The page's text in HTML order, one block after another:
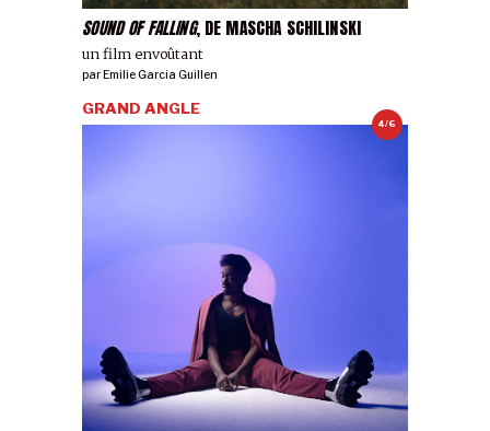
SOUND OF FALLING, DE MASCHA SCHILINSKI
un film envoûtant
parEmilie Garcia Guillen
4/6
GRAND ANGLE